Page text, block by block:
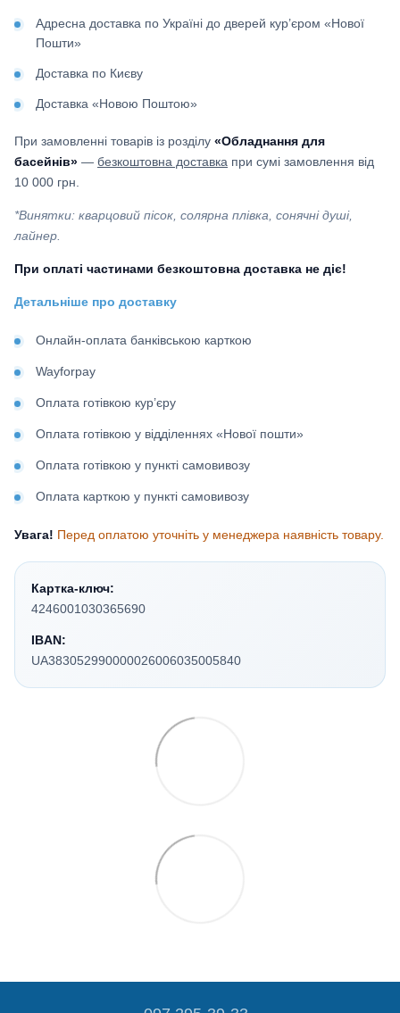
Адресна доставка по Україні до дверей кур’єром «Нової
Пошти»
Доставка по Києву
Доставка «Новою Поштою»
При замовленні товарів із розділу «Обладнання для
басейнів» — безкоштовна доставка при сумі замовлення від
10 000 грн.
*Винятки: кварцовий пісок, солярна плівка, сонячні душі,
лайнер.
При оплаті частинами безкоштовна доставка не діє!
Детальніше про доставку
Онлайн-оплата банківською карткою
Wayforpay
Оплата готівкою кур’єру
Оплата готівкою у відділеннях «Нової пошти»
Оплата готівкою у пункті самовивозу
Оплата карткою у пункті самовивозу
Увага! Перед оплатою уточніть у менеджера наявність товару.
Картка-ключ:
4246001030365690
IBAN:
UA383052990000026006035005840